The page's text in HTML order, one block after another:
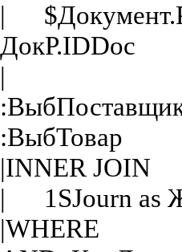
|
ДокР.IDDoc
| AND
:ВыбТовар
|INNER JOIN
| 1SJourn as
|WHERE